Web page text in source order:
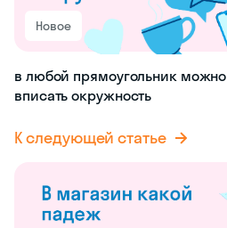
Новое
в любой прямоугольник можно
вписать окружность
К следующей статье